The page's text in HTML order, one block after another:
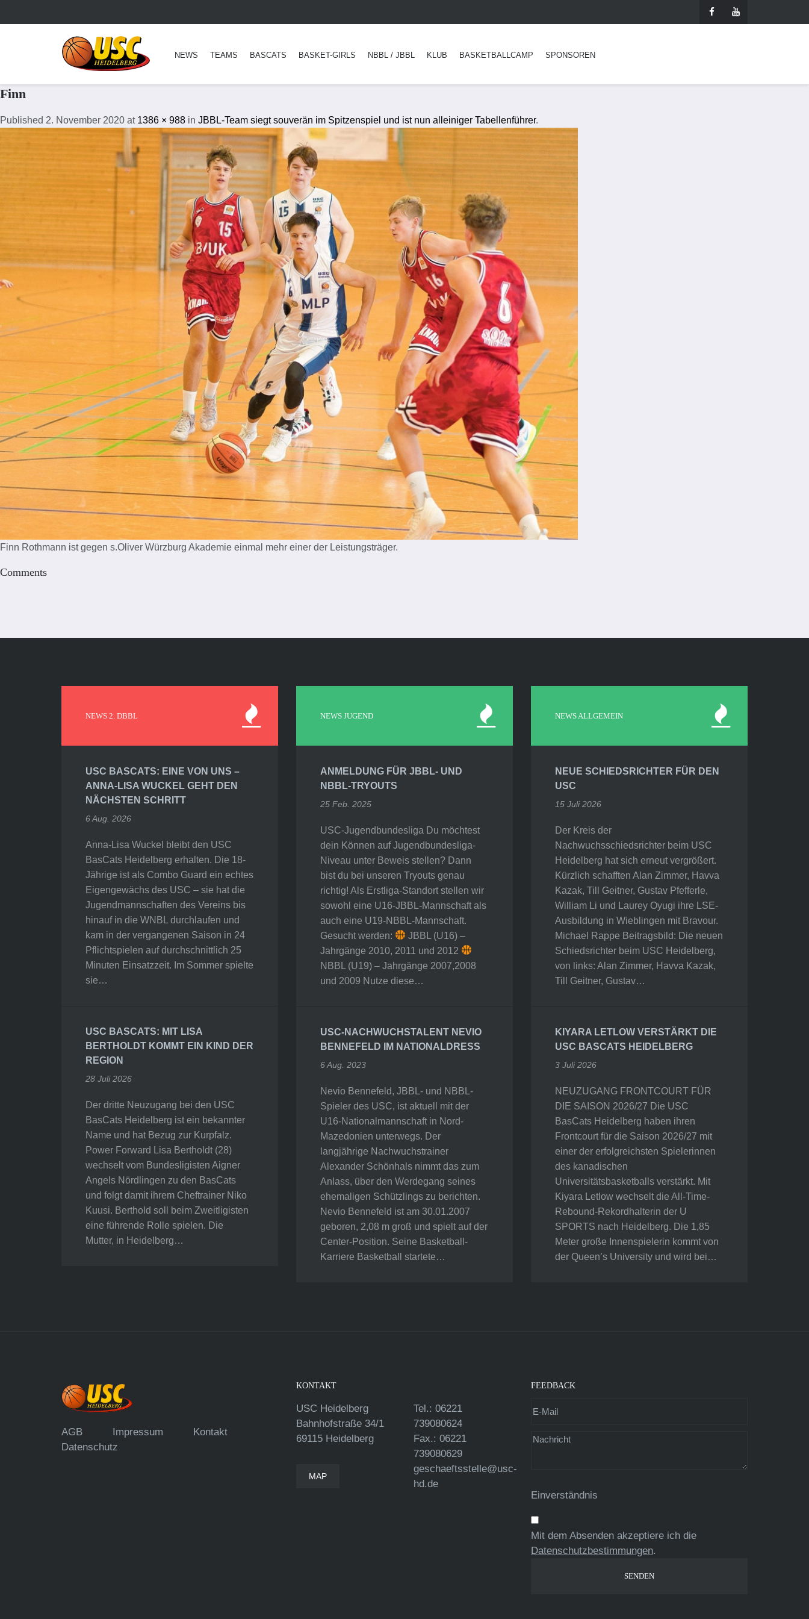
NEWS TEAMS BASCATS BASKET-GIRLS NBBL / JBBL KLUB BASKETBALLCAMP SPONSOREN
Finn
Published 2. November 2020 at 1386 × 988 in JBBL-Team siegt souverän im Spitzenspiel und ist nun alleiniger Tabellenführer.
Finn Rothmann ist gegen s.Oliver Würzburg Akademie einmal mehr einer der Leistungsträger.
Comments
NEWS 2. DBBL
USC BASCATS: EINE VON UNS –
ANNA-LISA WUCKEL GEHT DEN
NÄCHSTEN SCHRITT
6 Aug. 2026
Anna-Lisa Wuckel bleibt den USC
BasCats Heidelberg erhalten. Die 18-
Jährige ist als Combo Guard ein echtes
Eigengewächs des USC – sie hat die
Jugendmannschaften des Vereins bis
hinauf in die WNBL durchlaufen und
kam in der vergangenen Saison in 24
Pflichtspielen auf durchschnittlich 25
Minuten Einsatzzeit. Im Sommer spielte
sie…
USC BASCATS: MIT LISA
BERTHOLDT KOMMT EIN KIND DER
REGION
28 Juli 2026
Der dritte Neuzugang bei den USC
BasCats Heidelberg ist ein bekannter
Name und hat Bezug zur Kurpfalz.
Power Forward Lisa Bertholdt (28)
wechselt vom Bundesligisten Aigner
Angels Nördlingen zu den BasCats
und folgt damit ihrem Cheftrainer Niko
Kuusi. Berthold soll beim Zweitligisten
eine führende Rolle spielen. Die
Mutter, in Heidelberg…
NEWS JUGEND
ANMELDUNG FÜR JBBL- UND
NBBL-TRYOUTS
25 Feb. 2025
USC-Jugendbundesliga Du möchtest
dein Können auf Jugendbundesliga-
Niveau unter Beweis stellen? Dann
bist du bei unseren Tryouts genau
richtig! Als Erstliga-Standort stellen wir
sowohl eine U16-JBBL-Mannschaft als
auch eine U19-NBBL-Mannschaft.
Gesucht werden:
JBBL (U16) –
Jahrgänge 2010, 2011 und 2012
NBBL (U19) – Jahrgänge 2007,2008
und 2009 Nutze diese…
USC-NACHWUCHSTALENT NEVIO
BENNEFELD IM NATIONALDRESS
6 Aug. 2023
Nevio Bennefeld, JBBL- und NBBL-
Spieler des USC, ist aktuell mit der
U16-Nationalmannschaft in Nord-
Mazedonien unterwegs. Der
langjährige Nachwuchstrainer
Alexander Schönhals nimmt das zum
Anlass, über den Werdegang seines
ehemaligen Schützlings zu berichten.
Nevio Bennefeld ist am 30.01.2007
geboren, 2,08 m groß und spielt auf der
Center-Position. Seine Basketball-
Karriere Basketball startete…
NEWS ALLGEMEIN
NEUE SCHIEDSRICHTER FÜR DEN
USC
15 Juli 2026
Der Kreis der
Nachwuchsschiedsrichter beim USC
Heidelberg hat sich erneut vergrößert.
Kürzlich schafften Alan Zimmer, Havva
Kazak, Till Geitner, Gustav Pfefferle,
William Li und Laurey Oyugi ihre LSE-
Ausbildung in Wieblingen mit Bravour.
Michael Rappe Beitragsbild: Die neuen
Schiedsrichter beim USC Heidelberg,
von links: Alan Zimmer, Havva Kazak,
Till Geitner, Gustav…
KIYARA LETLOW VERSTÄRKT DIE
USC BASCATS HEIDELBERG
3 Juli 2026
NEUZUGANG FRONTCOURT FÜR
DIE SAISON 2026/27 Die USC
BasCats Heidelberg haben ihren
Frontcourt für die Saison 2026/27 mit
einer der erfolgreichsten Spielerinnen
des kanadischen
Universitätsbasketballs verstärkt. Mit
Kiyara Letlow wechselt die All-Time-
Rebound-Rekordhalterin der U
SPORTS nach Heidelberg. Die 1,85
Meter große Innenspielerin kommt von
der Queen’s University und wird bei…
AGB Impressum
Kontakt
Datenschutz
KONTAKT
USC Heidelberg
Bahnhofstraße 34/1
69115 Heidelberg
MAP
Tel.: 06221
739080624
Fax.: 06221
739080629
geschaeftsstelle@usc-
hd.de
FEEDBACK
Einverständnis
Mit dem Absenden akzeptiere ich die
Datenschutzbestimmungen.